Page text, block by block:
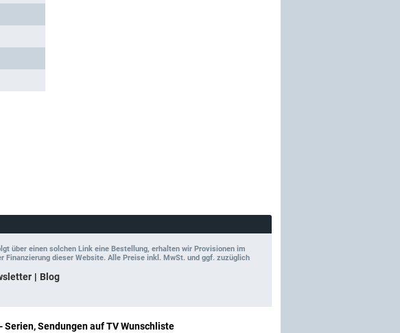
über einen solchen Link eine Bestellung, erhalten wir Provisionen im
dieser Website. Alle Preise inkl. MwSt. und ggf. zuzüglich
Blog
Serien, Sendungen auf TV Wunschliste